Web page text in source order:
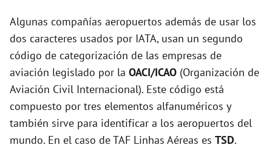
Algunas compañías aeropuertos además de usar los
dos caracteres usados por IATA, usan un segundo
código de categorización de las empresas de
aviación legislado por la OACI/ICAO (Organización de
Aviación Civil Internacional). Este código está
compuesto por tres elementos alfanuméricos y
también sirve para identificar a los aeropuertos del
mundo. En el caso de TAF Linhas Aéreas es TSD.